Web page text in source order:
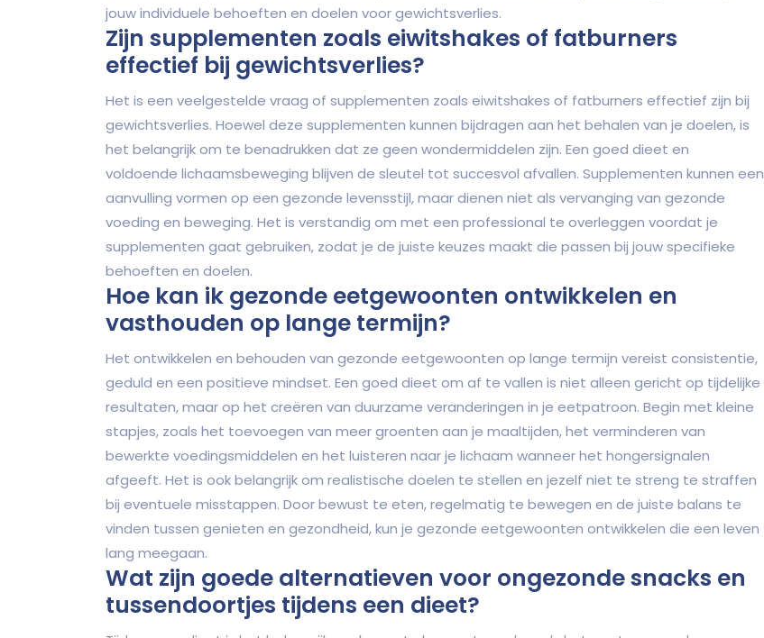
jouw individuele behoeften en doelen voor gewichtsverlies.
Zijn supplementen zoals eiwitshakes of fatburners
effectief bij gewichtsverlies?
Het is een veelgestelde vraag of supplementen zoals eiwitshakes of fatburners effectief zijn bij
gewichtsverlies. Hoewel deze supplementen kunnen bijdragen aan het behalen van je doelen, is
het belangrijk om te benadrukken dat ze geen wondermiddelen zijn. Een goed dieet en
voldoende lichaamsbeweging blijven de sleutel tot succesvol afvallen. Supplementen kunnen een
aanvulling vormen op een gezonde levensstijl, maar dienen niet als vervanging van gezonde
voeding en beweging. Het is verstandig om met een professional te overleggen voordat je
supplementen gaat gebruiken, zodat je de juiste keuzes maakt die passen bij jouw specifieke
behoeften en doelen.
Hoe kan ik gezonde eetgewoonten ontwikkelen en
vasthouden op lange termijn?
Het ontwikkelen en behouden van gezonde eetgewoonten op lange termijn vereist consistentie,
geduld en een positieve mindset. Een goed dieet om af te vallen is niet alleen gericht op tijdelijke
resultaten, maar op het creëren van duurzame veranderingen in je eetpatroon. Begin met kleine
stapjes, zoals het toevoegen van meer groenten aan je maaltijden, het verminderen van
bewerkte voedingsmiddelen en het luisteren naar je lichaam wanneer het hongersignalen
afgeeft. Het is ook belangrijk om realistische doelen te stellen en jezelf niet te streng te straffen
bij eventuele misstappen. Door bewust te eten, regelmatig te bewegen en de juiste balans te
vinden tussen genieten en gezondheid, kun je gezonde eetgewoonten ontwikkelen die een leven
lang meegaan.
Wat zijn goede alternatieven voor ongezonde snacks en
tussendoortjes tijdens een dieet?